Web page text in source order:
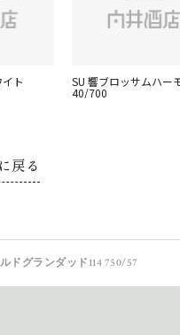
ト SU 響ブロッサムハー
40/700
戻る
ドグランダッド114 750/57